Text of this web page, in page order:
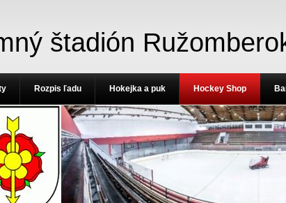
štadión
Rozpis ľadu Hokejka a puk Hockey Shop